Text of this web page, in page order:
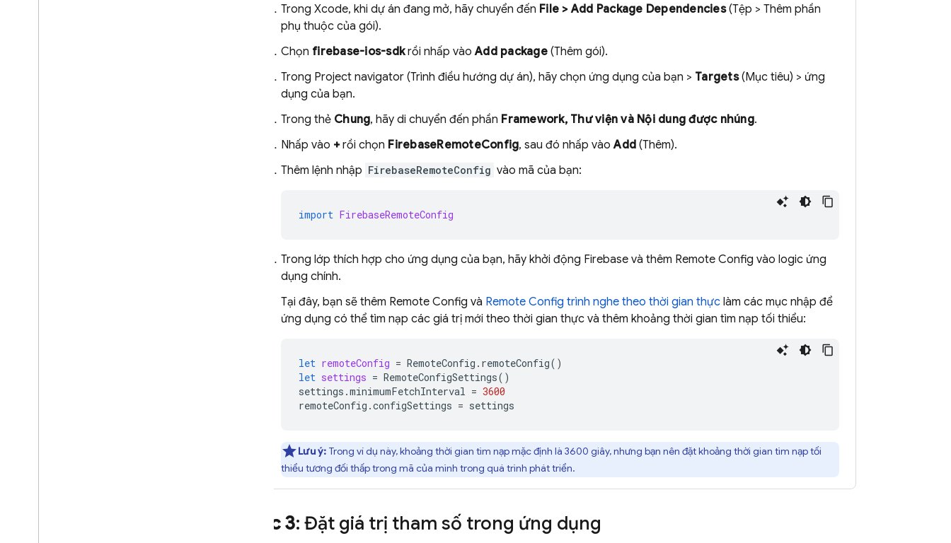
Trong Xcode, khi dự án đang mở, hãy chuyển đến File > Add Package Dependencies(Tệp > Thêm phần
phụ thuộc của gói).
Chọn firebase-ios-sdkrồi nhấp vàoAdd package(Thêm gói).
Trong Project navigator (Trình điều hướng dự án), hãy chọn ứng dụng của bạn > Targets(Mục tiêu) > ứng
dụng của bạn.
Trong thẻ Chung, hãy di chuyển đến phần Framework, Thư viện và Nội dung được nhúng.
Nhấp vào +rồi chọn FirebaseRemoteConfig, sau đó nhấp vàoAdd (Thêm).
Thêm lệnh nhập FirebaseRemoteConfig vào mã của bạn:
import FirebaseRemoteConfig
Trong lớp thích hợp cho ứng dụng của bạn, hãy khởi động Firebase và thêm Remote Config vào logic ứng
dụng chính.
Tại đây, bạn sẽ thêm Remote Config và Remote Config trình nghe theo thời gian thực làm các mục nhập để
ứng dụng có thể tìm nạp các giá trị mới theo thời gian thực và thêm khoảng thời gian tìm nạp tối thiểu:
let remoteConfig = RemoteConfig . remoteConfig()
let settings = RemoteConfigSettings()
settings .minimumFetchInterval = 3600
remoteConfig .configSettings = settings
Lưu ý: Trong ví dụ này, khoảng thời gian tìm nạp mặc định là 3600 giây, nhưng bạn nên đặt khoảng thời gian tìm nạp tối
thiểu tương đối thấp trong mã của mình trong quá trình phát triển.
Bước 3: Đặt giá trị tham số trong ứng dụng